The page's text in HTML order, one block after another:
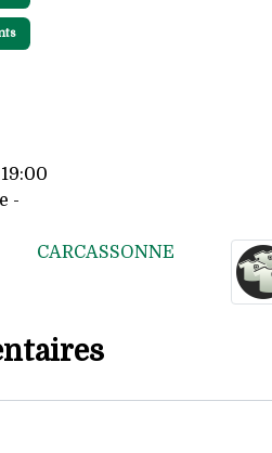
-
CARCASSONNE